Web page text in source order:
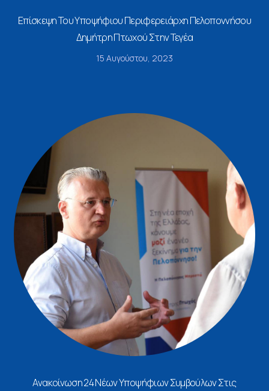
Επίσκεψη Του Υποψήφιου Περιφερειάρχη Πελοποννήσου
Δημήτρη Πτωχού Στην Τεγέα
15 Αυγούστου, 2023
Ανακοίνωση 24 Νέων Υποψήφιων Συμβούλων Στις